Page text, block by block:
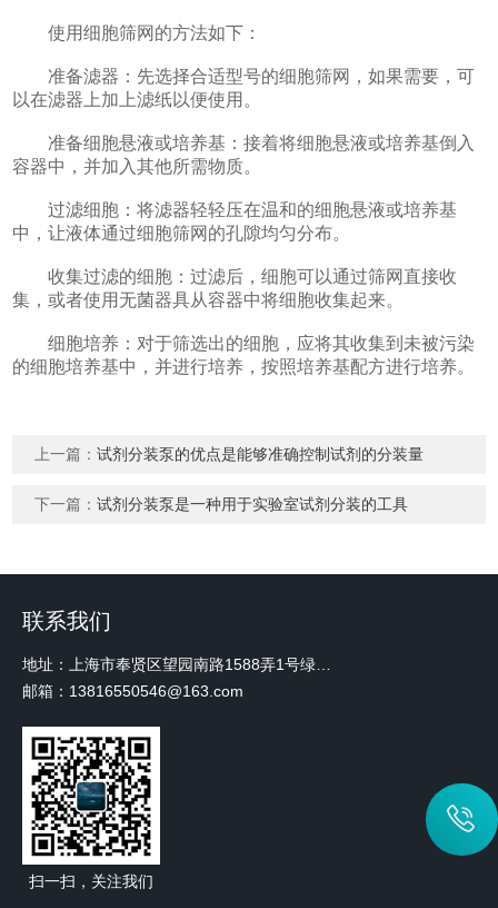
使用细胞筛网的方法如下：
准备滤器：先选择合适型号的细胞筛网，如果需要，可
以在滤器上加上滤纸以便使用。
准备细胞悬液或培养基：接着将细胞悬液或培养基倒入
容器中，并加入其他所需物质。
过滤细胞：将滤器轻轻压在温和的细胞悬液或培养基
中，让液体通过细胞筛网的孔隙均匀分布。
收集过滤的细胞：过滤后，细胞可以通过筛网直接收
集，或者使用无菌器具从容器中将细胞收集起来。
细胞培养：对于筛选出的细胞，应将其收集到未被污染
的细胞培养基中，并进行培养，按照培养基配方进行培养。
上一篇：试剂分装泵的优点是能够准确控制试剂的分装量
下一篇：试剂分装泵是一种用于实验室试剂分装的工具
联系我们
邮箱：13816550546@163.com
扫一扫，关注我们